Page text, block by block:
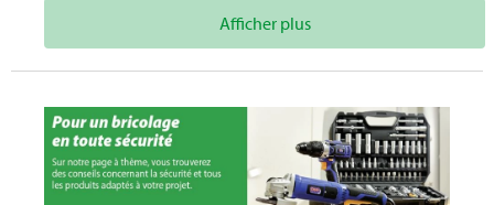
Afficher plus